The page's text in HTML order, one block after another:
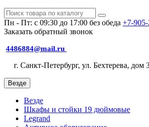
Пн - Пт: с 09:30 до 17:00 без обеда +7-
Заказать обратный звонок
4486884@mail.ru
г. Санкт-Петербург, ул. Бехтерева,
Везде
Везде
Шкафы и стойки 19 дюймовые
Legrand